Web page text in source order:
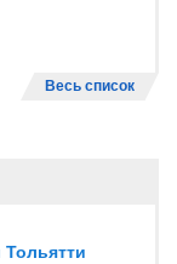
Весь список